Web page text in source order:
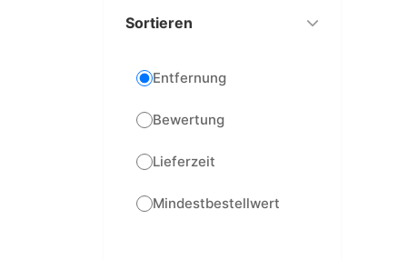
Sortieren
Entfernung
Bewertung
Lieferzeit
Mindestbestellwert